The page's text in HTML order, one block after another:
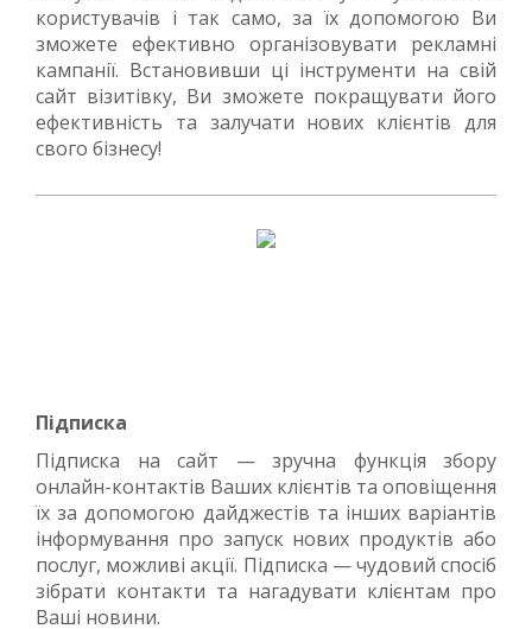
користувачів і так само, за їх допомогою Ви
зможете ефективно організовувати рекламні
кампанії. Встановивши ці інструменти на свій
сайт візитівку, Ви зможете покращувати його
ефективність та залучати нових клієнтів для
свого бізнесу!
Підписка
Підписка на сайт — зручна функція збору
онлайн-контактів Ваших клієнтів та оповіщення
їх за допомогою дайджестів та інших варіантів
інформування про запуск нових продуктів або
послуг, можливі акції. Підписка — чудовий спосіб
зібрати контакти та нагадувати клієнтам про
Ваші новини.